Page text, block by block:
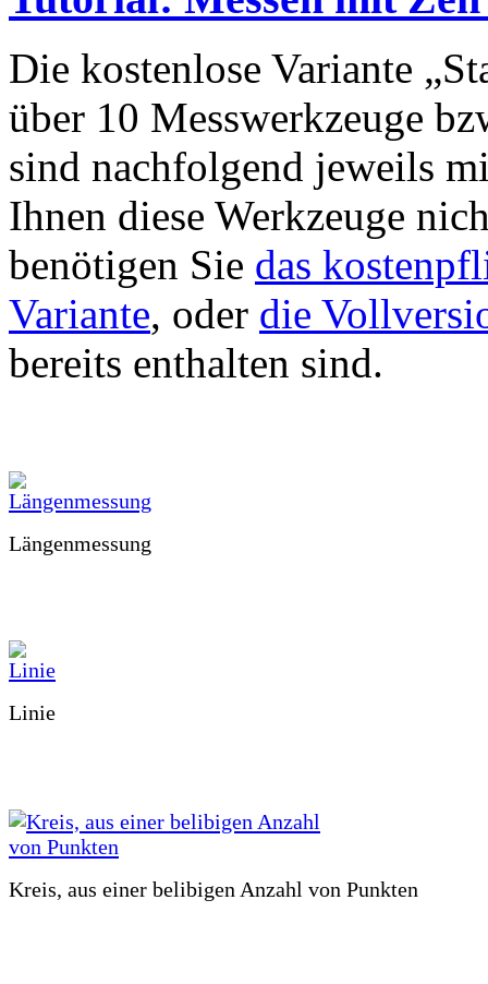
Die kostenlose Variante
über 10 Messwerkzeuge
sind nachfolgend jeweils
Ihnen diese Werkzeuge
benötigen Sie das
Variante, oder die
bereits enthalten sind.
Längenmessung
Linie
Kreis, aus einer belibigen Anzahl von Punkten